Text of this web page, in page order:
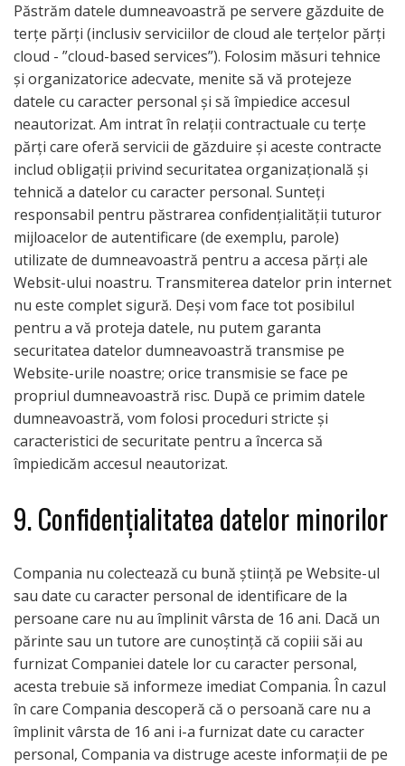
Păstrăm datele dumneavoastră pe servere găzduite de
terțe părți (inclusiv serviciilor de cloud ale terţelor părţi
cloud - ”cloud-based services”). Folosim măsuri tehnice
și organizatorice adecvate, menite să vă protejeze
datele cu caracter personal și să împiedice accesul
neautorizat. Am intrat în relații contractuale cu terţe
părţi care oferă servicii de găzduire și aceste contracte
includ obligații privind securitatea organizațională și
tehnică a datelor cu caracter personal. Sunteți
responsabil pentru păstrarea confidențialității tuturor
mijloacelor de autentificare (de exemplu, parole)
utilizate de dumneavoastră pentru a accesa părți ale
Websit-ului noastru. Transmiterea datelor prin internet
nu este complet sigură. Deși vom face tot posibilul
pentru a vă proteja datele, nu putem garanta
securitatea datelor dumneavoastră transmise pe
Website-urile noastre; orice transmisie se face pe
propriul dumneavoastră risc. După ce primim datele
dumneavoastră, vom folosi proceduri stricte și
caracteristici de securitate pentru a încerca să
împiedicăm accesul neautorizat.
9. Confidenţialitatea datelor minorilor
Compania nu colectează cu bună știință pe Website-ul
sau date cu caracter personal de identificare de la
persoane care nu au împlinit vârsta de 16 ani. Dacă un
părinte sau un tutore are cunoștință că copiii săi au
furnizat Companiei datele lor cu caracter personal,
acesta trebuie să informeze imediat Compania. În cazul
în care Compania descoperă că o persoană care nu a
împlinit vârsta de 16 ani i-a furnizat date cu caracter
personal, Compania va distruge aceste informații de pe